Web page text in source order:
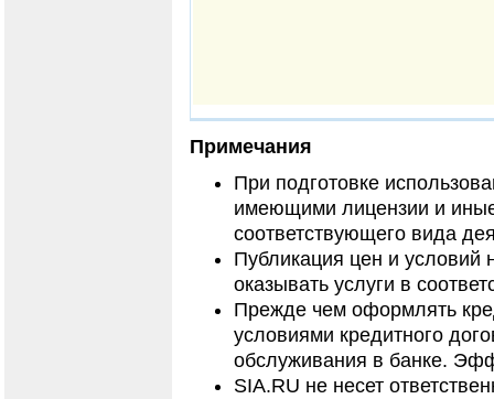
Примечания
При подготовке
имеющими лицензии и
соответствующего вида
Публикация цен и условий
оказывать услуги в
Прежде чем оформлять
условиями кредитного
обслуживания в банке.
SIA.RU не несет